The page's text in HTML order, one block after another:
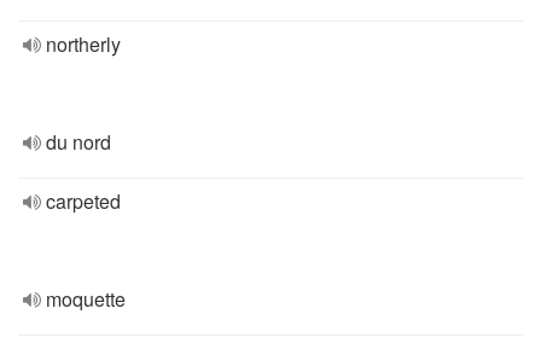
northerly
du nord
carpeted
moquette